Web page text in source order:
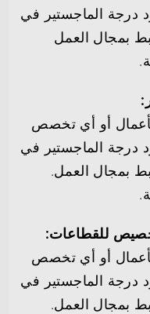
درجة الماجستير في
بمجال العمل
أو أي تخصص
درجة الماجستير في
بمجال العمل.
أو أي تخصص
درجة الماجستير في
بمجال العمل.